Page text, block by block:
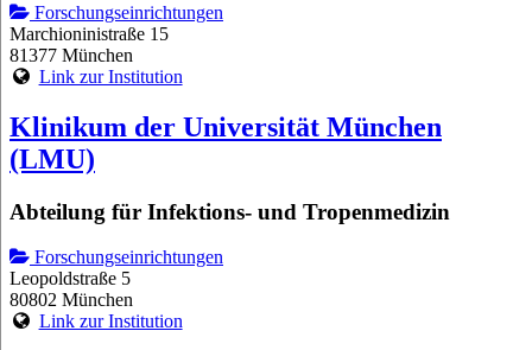
Forschungseinrichtungen
Marchioninistraße 15
81377 München
Link zur Institution
Klinikum der Universität München
(LMU)
Abteilung für Infektions- und Tropenmedizin
Forschungseinrichtungen
Leopoldstraße 5
80802 München
Link zur Institution